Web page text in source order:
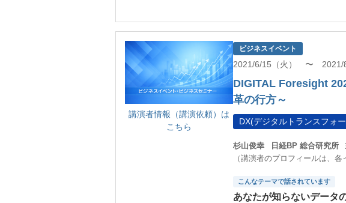
講演者情報（講演依頼）は
こちら
ビジネスイベント
2021/6/15（火） 〜 2021/
DIGITAL Foresight
革の行方～
DX(デジタルトランスフォ
杉山俊幸 日経BP 総合研究所
（講演者のプロフィールは、
こんなテーマで話されています
あなたが知らないデータ